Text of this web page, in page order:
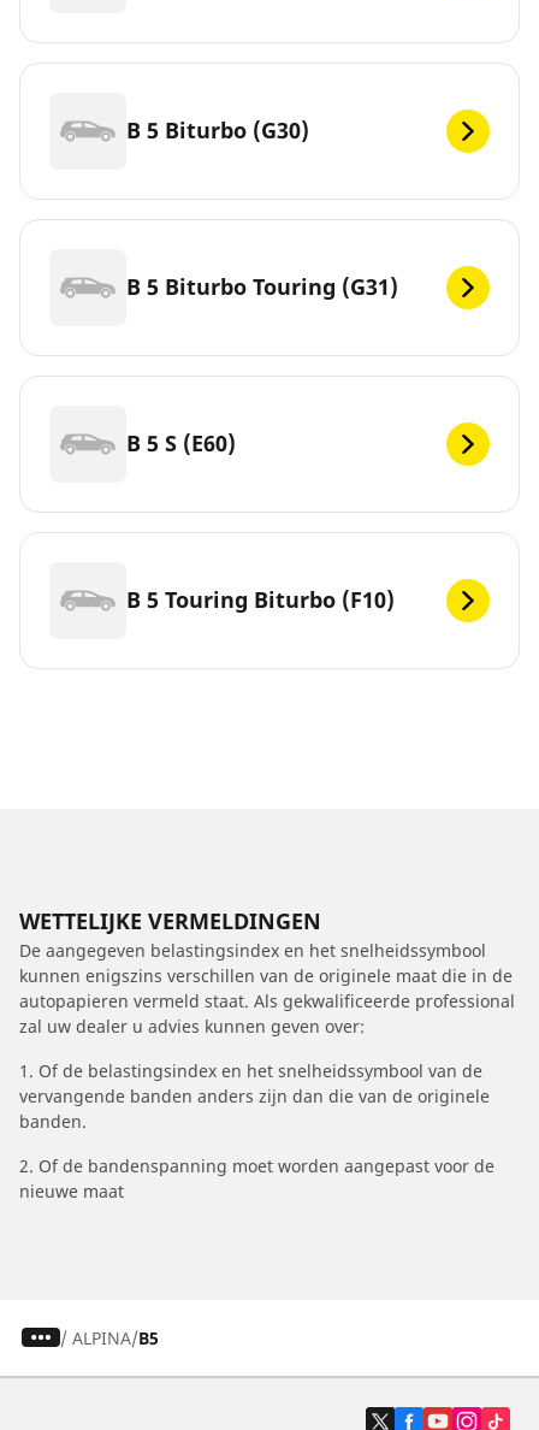
B 5 Biturbo (G30)
B 5 Biturbo Touring (G31)
B 5 S (E60)
B 5 Touring Biturbo (F10)
WETTELIJKE VERMELDINGEN
De aangegeven belastingsindex en het snelheidssymbool
kunnen enigszins verschillen van de originele maat die in de
autopapieren vermeld staat. Als gekwalificeerde professional
zal uw dealer u advies kunnen geven over:
1. Of de belastingsindex en het snelheidssymbool van de
vervangende banden anders zijn dan die van de originele
banden.
2. Of de bandenspanning moet worden aangepast voor de
nieuwe maat
/ ALPINA B5